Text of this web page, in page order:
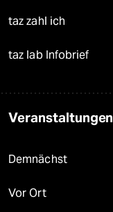
taz zahl ich
taz lab Infobrief
Veranstaltungen
Demnächst
Vor Ort